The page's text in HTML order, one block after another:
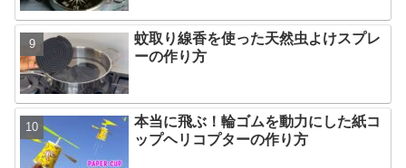
蚊取り線香を使った天然虫よけスプレ
ーの作り方
本当に飛ぶ！輪ゴムを動力にした紙コ
ップヘリコプターの作り方